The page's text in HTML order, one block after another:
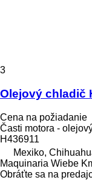
3
Olejový chladič
Cena na požiadanie
Časti motora -
H436911
Mexiko,
Maquinaria Wiebe
Obráťte sa na